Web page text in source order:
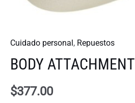
Cuidado personal, Repuestos
BODY ATTACHMENT
$377.00